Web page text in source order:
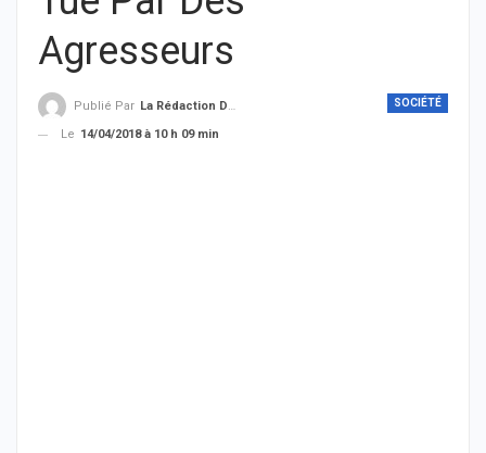
Agresseurs
SOCIÉTÉ
Publié Par La Rédaction De THIEYSENEGAL.com
Le 14/04/2018 à 10 h 09 min